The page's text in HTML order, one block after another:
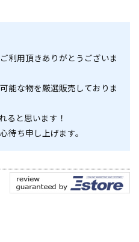
利用頂きありがとうございま
能な物を厳選販売しておりま
ると思います！
待ち申し上げます。